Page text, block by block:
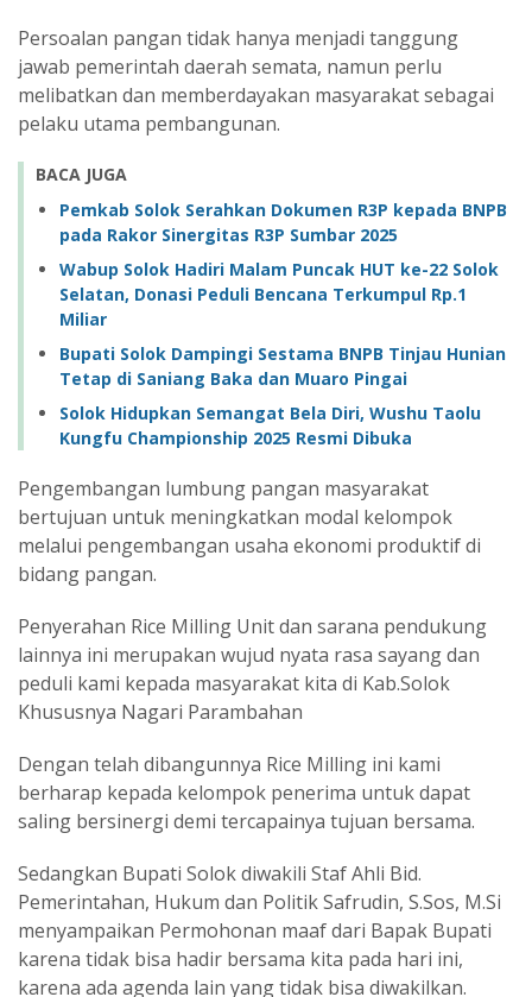
Persoalan pangan tidak hanya menjadi tanggung
jawab pemerintah daerah semata, namun perlu
melibatkan dan memberdayakan masyarakat sebagai
pelaku utama pembangunan.
BACA JUGA
Pemkab Solok Serahkan Dokumen R3P kepada BNPB
pada Rakor Sinergitas R3P Sumbar 2025
Wabup Solok Hadiri Malam Puncak HUT ke-22 Solok
Selatan, Donasi Peduli Bencana Terkumpul Rp.1
Miliar
Bupati Solok Dampingi Sestama BNPB Tinjau Hunian
Tetap di Saniang Baka dan Muaro Pingai
Solok Hidupkan Semangat Bela Diri, Wushu Taolu
Kungfu Championship 2025 Resmi Dibuka
Pengembangan lumbung pangan masyarakat
bertujuan untuk meningkatkan modal kelompok
melalui pengembangan usaha ekonomi produktif di
bidang pangan.
Penyerahan Rice Milling Unit dan sarana pendukung
lainnya ini merupakan wujud nyata rasa sayang dan
peduli kami kepada masyarakat kita di Kab.Solok
Khususnya Nagari Parambahan
Dengan telah dibangunnya Rice Milling ini kami
berharap kepada kelompok penerima untuk dapat
saling bersinergi demi tercapainya tujuan bersama.
Sedangkan Bupati Solok diwakili Staf Ahli Bid.
Pemerintahan, Hukum dan Politik Safrudin, S.Sos, M.Si
menyampaikan Permohonan maaf dari Bapak Bupati
karena tidak bisa hadir bersama kita pada hari ini,
karena ada agenda lain yang tidak bisa diwakilkan.